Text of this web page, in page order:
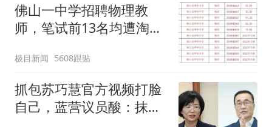
佛山一中学招聘物理教
师，笔试前13名均遭淘
聘，成立调查组全面核查
极目新闻 5608跟贴
抓包苏巧慧官方视频打脸
自己，蓝营议员酸：抹黑